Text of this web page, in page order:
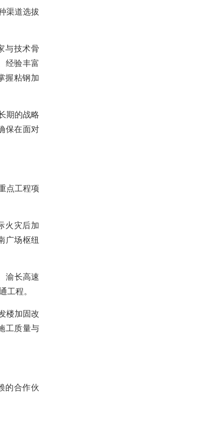
渠道选拔
与技术骨
经验丰富
握粘钢加
期的战略
保在面对
点工程项
火灾后加
广场枢纽
渝长高速
工程。
楼加固改
工质量与
的合作伙